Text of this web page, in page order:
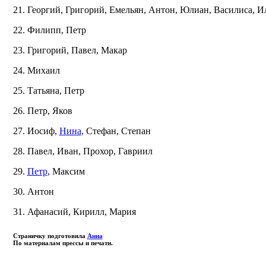
21. Георгий, Григорий, Емельян, Антон, Юлиан, Василиса,
22. Филипп, Петр
23. Григорий, Павел, Макар
24. Михаил
25. Татьяна, Петр
26. Петр, Яков
27. Иосиф, Нина, Стефан, Степан
28. Павел, Иван, Прохор, Гавриил
29. Петр, Максим
30. Антон
31. Афанасий, Кирилл, Мария
Страничку подготовила Анна
По материалам прессы и печати.